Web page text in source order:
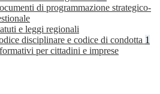
di programmazione strategico-
e leggi regionali
disciplinare e codice di condotta 1
per cittadini e imprese